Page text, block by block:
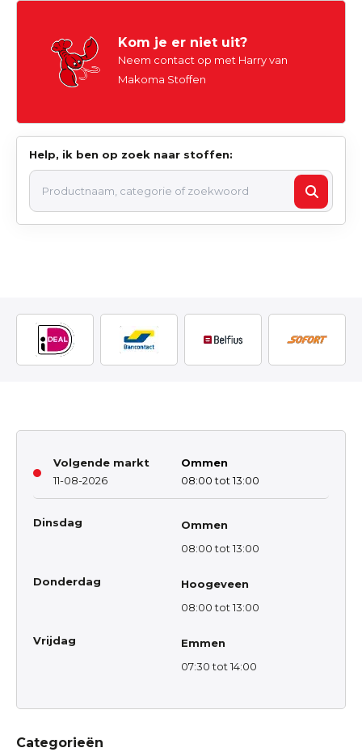
Kom je er niet uit?
Neem contact op met Harry van
Makoma Stoffen
Help, ik ben op zoek naar stoffen:
Volgende markt
11-08-2026
Ommen
08:00 tot 13:00
Dinsdag
Ommen
08:00 tot 13:00
Donderdag
Hoogeveen
08:00 tot 13:00
Vrijdag
Emmen
07:30 tot 14:00
Categorieën